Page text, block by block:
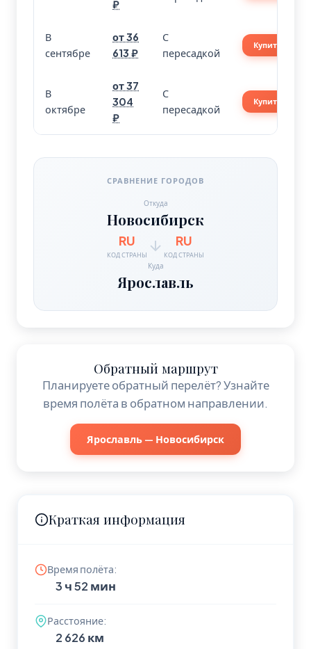
₽
В
сентябре
от 36
613 ₽
С
пересадкой
Купить
В
октябре
от 37
304
₽
С
пересадкой
Купить
СРАВНЕНИЕ ГОРОДОВ
Откуда
Новосибирск
RU
КОД СТРАНЫ
RU
КОД СТРАНЫ
Куда
Ярославль
Обратный маршрут
Планируете обратный перелёт? Узнайте
время полёта в обратном направлении.
Ярославль — Новосибирск
Краткая информация
Время полёта:
3 ч 52 мин
Расстояние:
2 626 км